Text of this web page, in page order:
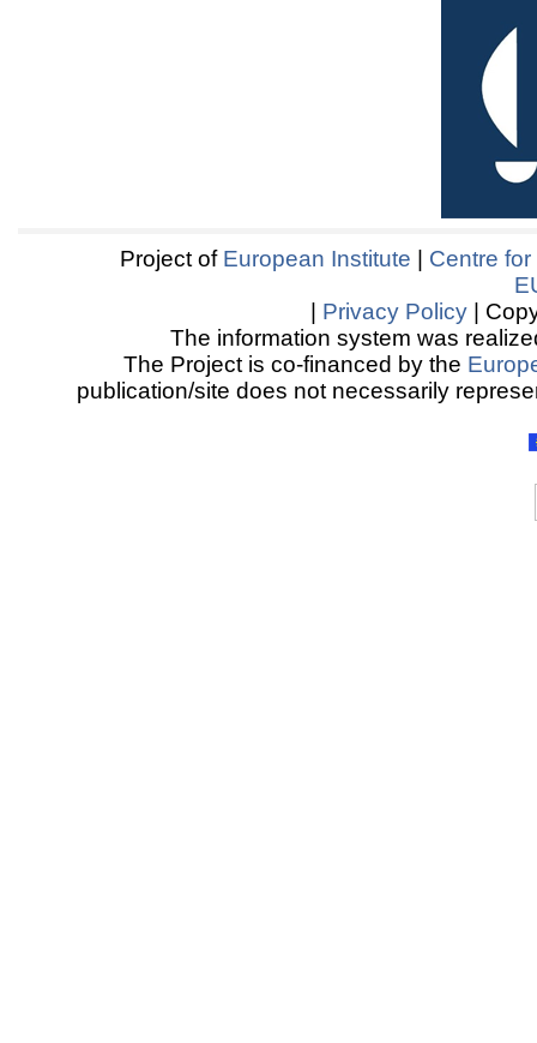
Project of European Institute
Centre
Privacy Policy |
The information system was
The Project is co-financed by the
publication/site does not necessarily